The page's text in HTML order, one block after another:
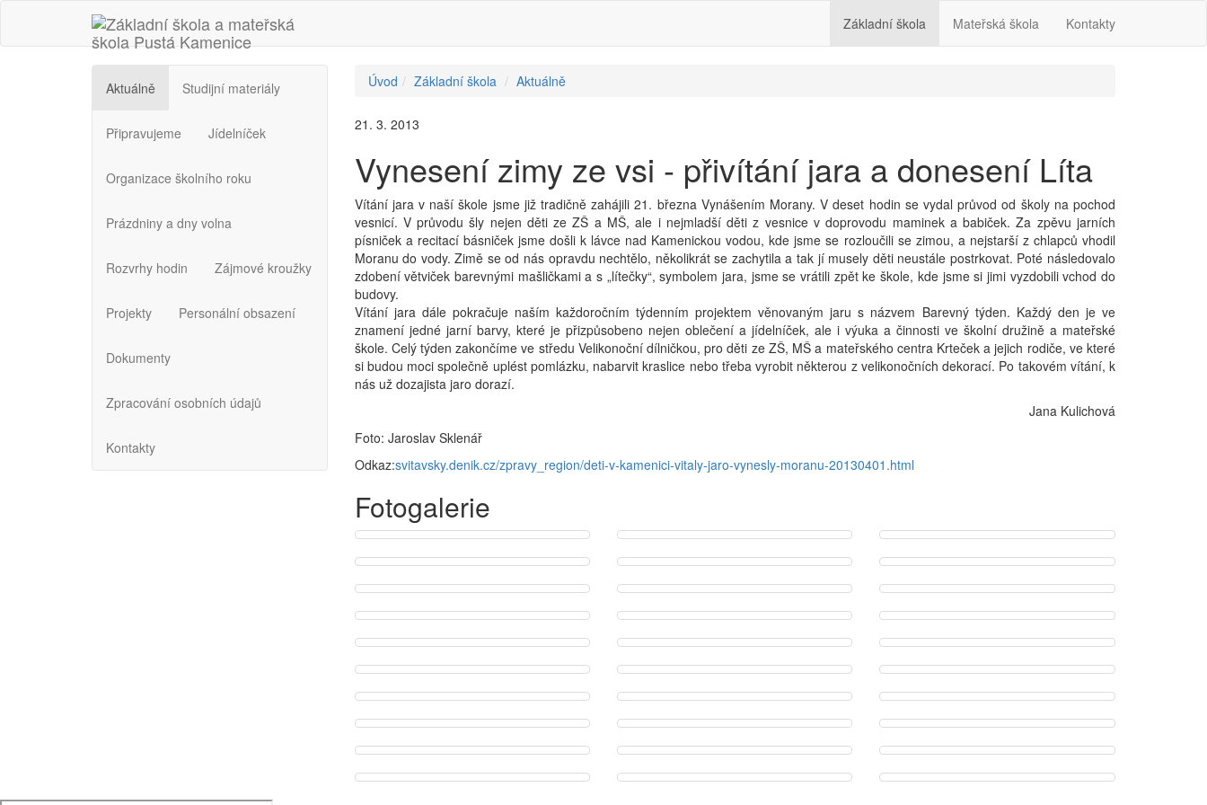
Základní škola Mateřská škola Kontakty
Aktuálně Studijní materiály
Připravujeme Jídelníček
Organizace školního roku
Prázdniny a dny volna
Rozvrhy hodin Zájmové kroužky
Projekty Personální obsazení
Dokumenty
Zpracování osobních údajů
Kontakty
Úvod Základní škola Aktuálně
21. 3. 2013
Vynesení zimy ze vsi - přivítání jara a donesení Líta
Vítání jara v naší škole jsme již tradičně zahájili 21. března Vynášením Morany. V deset hodin se vydal průvod od školy na pochod
vesnicí. V průvodu šly nejen děti ze ZŠ a MŠ, ale i nejmladší děti z vesnice v doprovodu maminek a babiček. Za zpěvu jarních
písniček a recitací básniček jsme došli k lávce nad Kamenickou vodou, kde jsme se rozloučili se zimou, a nejstarší z chlapců vhodil
Moranu do vody. Zimě se od nás opravdu nechtělo, několikrát se zachytila a tak jí musely děti neustále postrkovat. Poté následovalo
zdobení větviček barevnými mašličkami a s „lítečky“, symbolem jara, jsme se vrátili zpět ke škole, kde jsme si jimi vyzdobili vchod do
budovy.
Vítání jara dále pokračuje naším každoročním týdenním projektem věnovaným jaru s názvem Barevný týden. Každý den je ve
znamení jedné jarní barvy, které je přizpůsobeno nejen oblečení a jídelníček, ale i výuka a činnosti ve školní družině a mateřské
škole. Celý týden zakončíme ve středu Velikonoční dílničkou, pro děti ze ZŠ, MŠ a mateřského centra Krteček a jejich rodiče, ve které
si budou moci společně uplést pomlázku, nabarvit kraslice nebo třeba vyrobit některou z velikonočních dekorací. Po takovém vítání, k
nás už dozajista jaro dorazí.
Jana Kulichová
Foto: Jaroslav Sklenář
Odkaz:svitavsky.denik.cz/zpravy_region/deti-v-kamenici-vitaly-jaro-vynesly-moranu-20130401.html
Fotogalerie